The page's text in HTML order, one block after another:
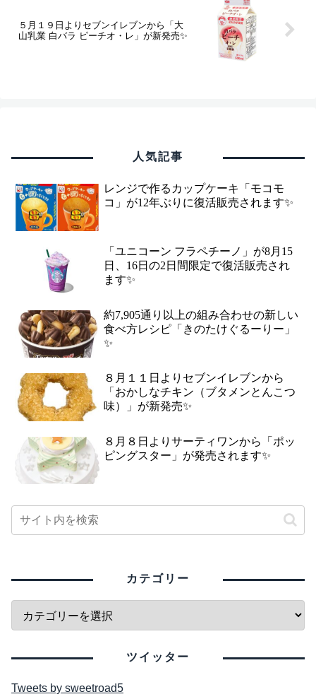
５月１９日よりセブンイレブンから「大
山乳業 白バラ ピーチオ・レ」が新発売✨
人気記事
レンジで作るカップケーキ「モコモ
コ」が12年ぶりに復活販売されます✨
「ユニコーン フラペチーノ」が8月15
日、16日の2日間限定で復活販売され
ます✨
約7,905通り以上の組み合わせの新しい
食べ方レシピ「きのたけぐるーりー」
✨
８月１１日よりセブンイレブンから
「おかしなチキン（ブタメンとんこつ
味）」が新発売✨
８月８日よりサーティワンから「ポッ
ピングスター」が発売されます✨
カテゴリー
ツイッター
Tweets by sweetroad5